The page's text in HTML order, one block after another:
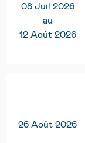
08 Juil 2026
au
12 Août 2026
26 Août 2026